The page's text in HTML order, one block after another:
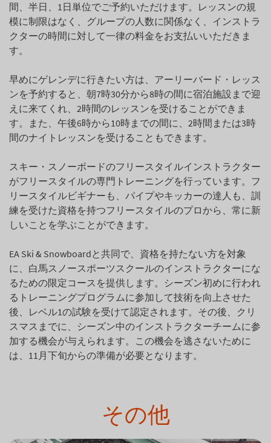
間、半日、1日単位でご予約いただけます。レッスンの規
模に制限はなく、グループの人数に関係なく、インストラ
クターの時間に対して一律の料金をお支払いいただきま
す。
早めにゲレンデに行きたい方は、アーリーバード・レッス
ンを予約すると、朝7時30分から8時の間に宿泊施設まで迎
えに来てくれ、2時間のレッスンを受けることができま
す。また、午後6時から10時までの間に、2時間または3時
間のナイトレッスンを受けることもできます。
スキー・スノーボードのフリースタイルインストラクター
がフリースタイルの専門トレーニングを行っています。フ
リースタイルビギナーも、パイプやキッカーの達人も、訓
練を受けた資格を持つフリースタイルのプロから、常に新
しいことを学ぶことができます。
EA Ski & Snowboardと共同で、資格を持たない方を対象
に、白馬スノースポーツスクールのインストラクターにな
るための限定コースを提供します。シーズン初めに行われ
るトレーニングプログラムに参加して技術を向上させた
後、レベル1の試験を受けて認定されます。その後、クリ
スマスまでに、シーズン中のインストラクターチームに参
加する機会が与えられます。この機会を逃さないために
は、11月下旬からの準備が必要となります。
その他